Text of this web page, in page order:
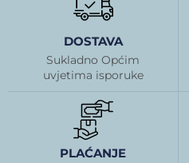
DOSTAVA
Sukladno Općim
uvjetima isporuke
PLAĆANJE